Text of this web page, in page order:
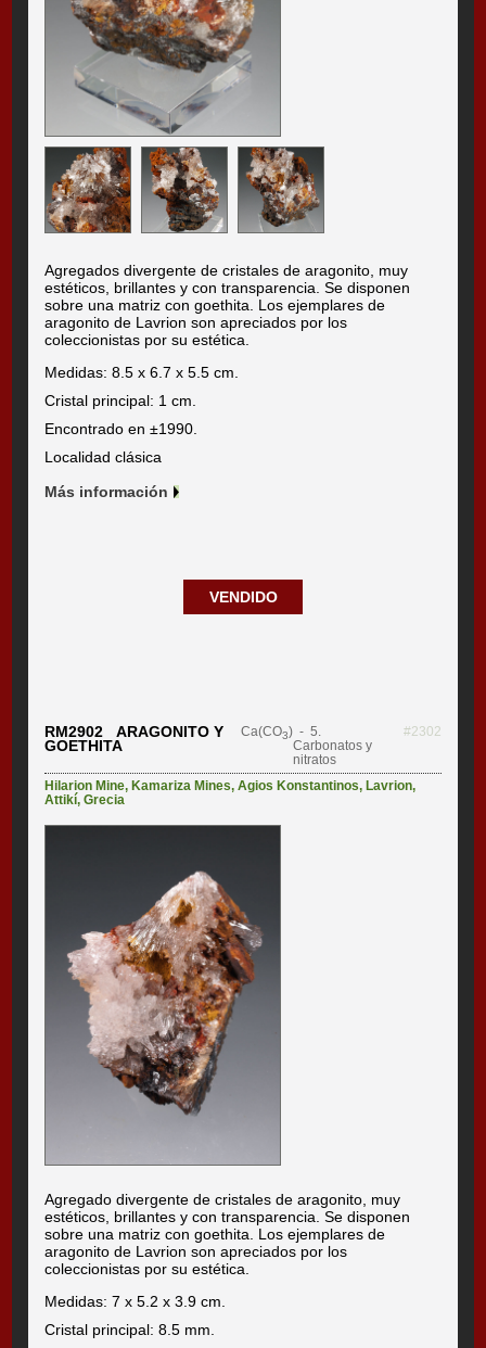
Agregados divergente de cristales de aragonito, muy
estéticos, brillantes y con transparencia. Se disponen
sobre una matriz con goethita. Los ejemplares de
aragonito de Lavrion son apreciados por los
coleccionistas por su estética.
Medidas: 8.5 x 6.7 x 5.5 cm.
Cristal principal: 1 cm.
Encontrado en ±1990.
Localidad clásica
Más información
VENDIDO
RM2902 ARAGONITO Y
GOETHITA
Ca(CO3)- 5.
Carbonatos y
nitratos
#2302
Hilarion Mine,Kamariza Mines,Agios Konstantinos,Lavrion,
Attikí,Grecia
Agregado divergente de cristales de aragonito, muy
estéticos, brillantes y con transparencia. Se disponen
sobre una matriz con goethita. Los ejemplares de
aragonito de Lavrion son apreciados por los
coleccionistas por su estética.
Medidas: 7 x 5.2 x 3.9 cm.
Cristal principal: 8.5 mm.